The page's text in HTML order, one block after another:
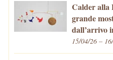
Calder alla
grande
dall’arrivo
15/04/26 –